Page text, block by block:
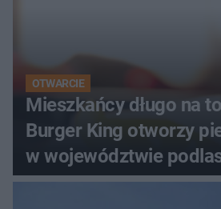
OTWARCIE
Mieszkańcy długo na
Burger King otworzy
w województwie